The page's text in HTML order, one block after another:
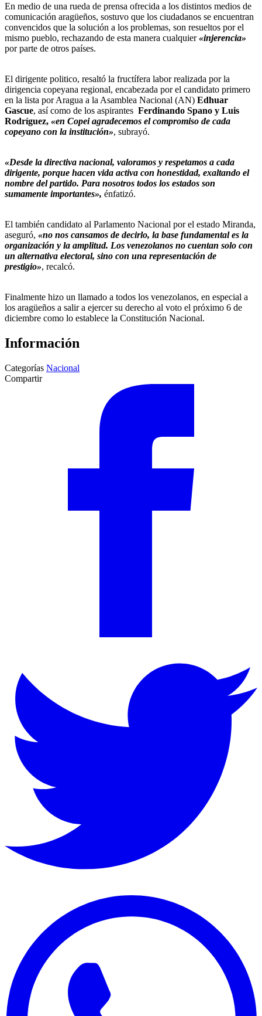
En medio de una rueda de prensa ofrecida a los distintos medios de
comunicación aragüeños, sostuvo que los ciudadanos se encuentran
convencidos que la solución a los problemas, son resueltos por el
mismo pueblo, rechazando de esta manera cualquier«injerencia»
por parte de otros países.
El dirigente politico, resaltó la fructífera labor realizada por la
dirigencia copeyana regional, encabezada por el candidato primero
en la lista por Aragua a la Asamblea Nacional (AN) Edhuar
Gascue, así como de los aspirantes Ferdinando Spano y Luis
Rodríguez, «en Copei agradecemos el compromiso de cada
copeyano con la institución», subrayó.
«Desde la directiva nacional, valoramos y respetamos a cada
dirigente, porque hacen vida activa con honestidad, exaltando el
nombre del partido. Para nosotros todos los estados son
sumamente importantes», énfatizó.
El también candidato al Parlamento Nacional por el estado Miranda,
aseguró, «no nos cansamos de decirlo, la base fundamental es la
organización y la amplitud. Los venezolanos no cuentan solo con
un alternativa electoral, sino con una representación de
prestigio», recalcó.
Finalmente hizo un llamado a todos los venezolanos, en especial a
los aragüeños a salir a ejercer su derecho al voto el próximo 6 de
diciembre como lo establece la Constitución Nacional.
Información
Categorías Nacional
Compartir